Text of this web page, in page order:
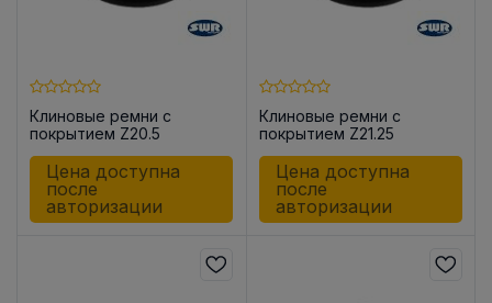
Клиновые ремни с
покрытием Z20.5
Цена доступна
после
авторизации
Клиновые ремни с
покрытием Z21.25
Цена доступна
после
авторизации